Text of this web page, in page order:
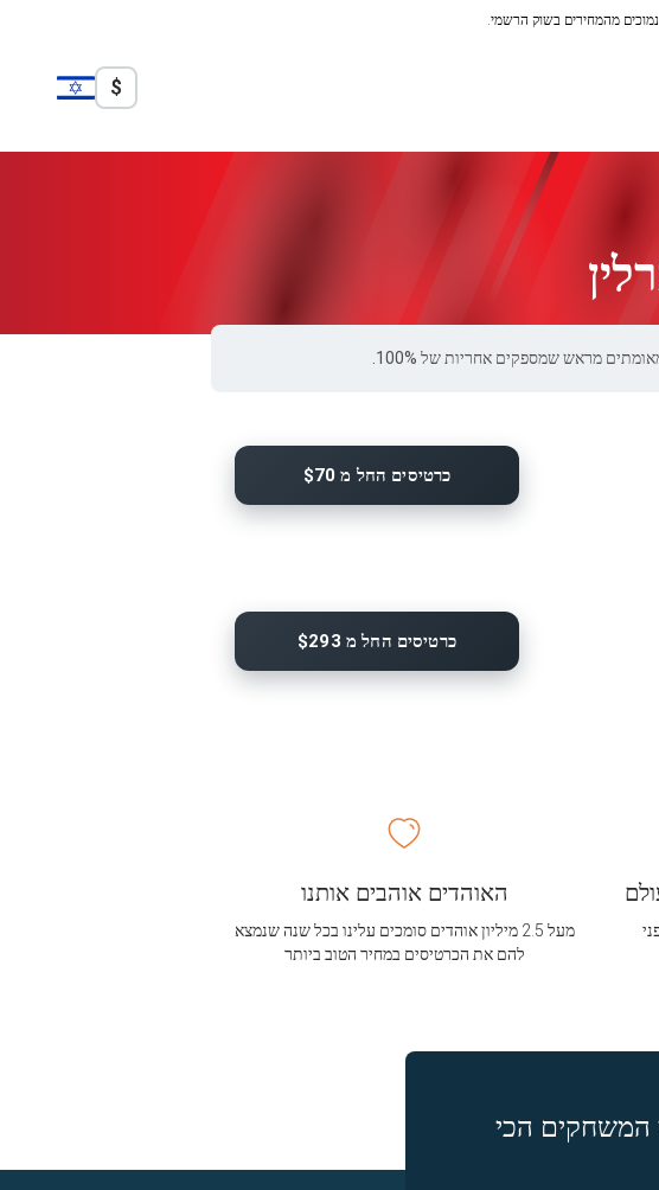
נמוכים מהמחירים בשוק הרשמי.
$
כרטיסים החל מ $70
כרטיסים החל מ $293
האוהדים אוהבים אותנו
מעל 2.5 מיליון אוהדים סומכים עלינו בכל שנה שנמצא
להם את הכרטיסים במחיר הטוב ביותר
המשחקים הכי